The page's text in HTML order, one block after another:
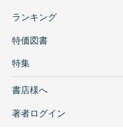
ランキング
特価図書
特集
書店様へ
著者ログイン